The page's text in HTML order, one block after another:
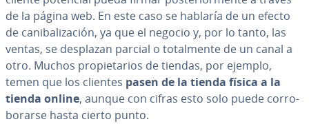
de la página web. En este caso se hablaría de un efecto
de ca­ni­ba­li­za­ción, ya que el negocio y, por lo tanto, las
ventas, se desplazan parcial o to­ta­l­me­n­te de un canal a
otro. Muchos pro­pie­ta­rios de tiendas, por ejemplo,
temen que los clientes pasen de la tienda física a la
tienda online, aunque con cifras esto solo puede co­rro­
bo­rar­se hasta cierto punto.